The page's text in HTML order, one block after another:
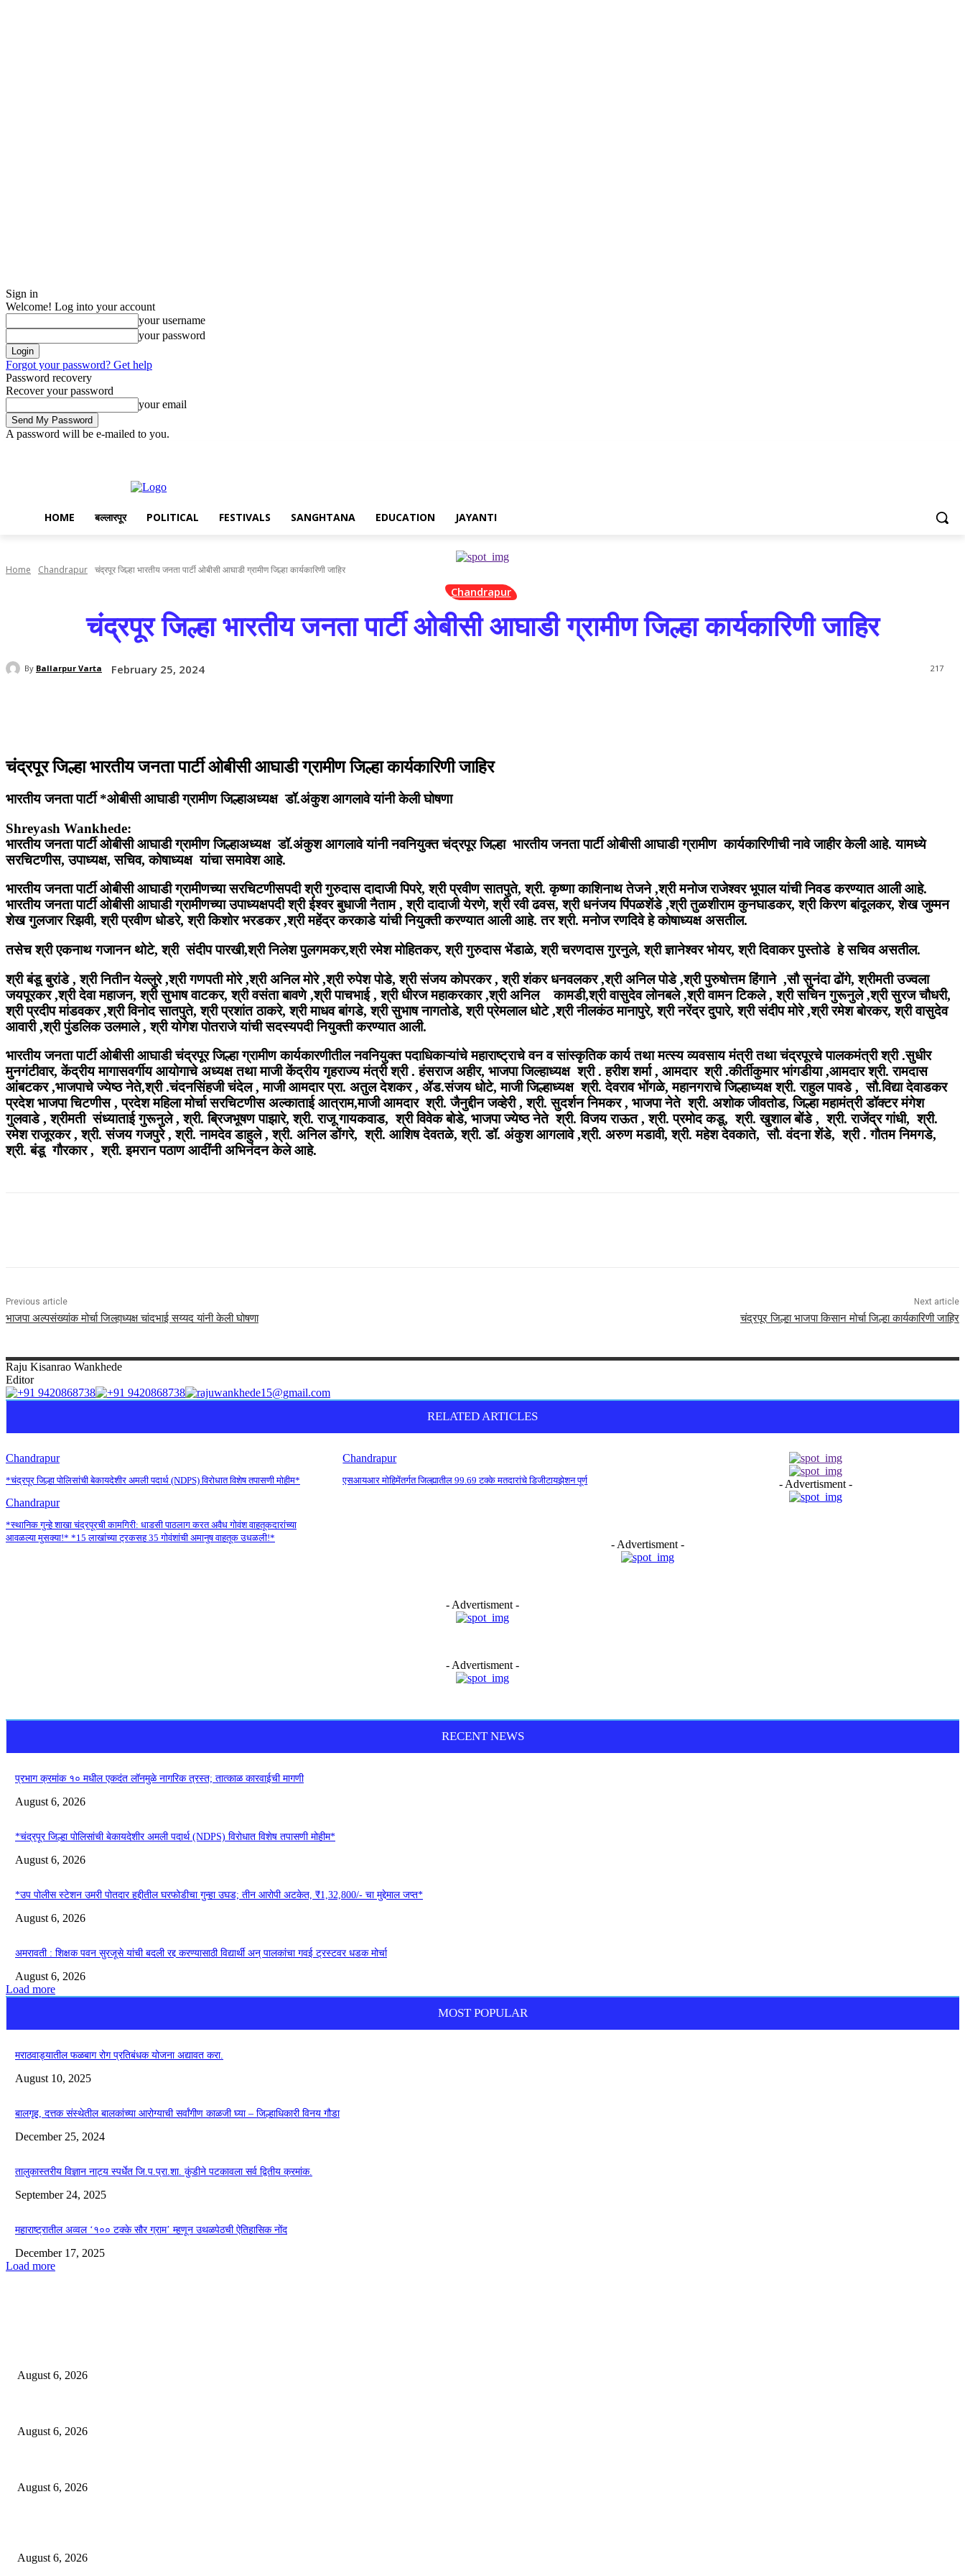
Sign in
Welcome! Log into your account
your username
your password
Forgot your password? Get help
Password recovery
Recover your password
your email
A password will be e-mailed to you.
HOME बल्लारपूर POLITICAL FESTIVALS SANGHTANA EDUCATION JAYANTI
Home Chandrapur चंद्रपूर जिल्हा भारतीय जनता पार्टी ओबीसी आघाडी ग्रामीण जिल्हा कार्यकारिणी जाहिर
Chandrapur
चंद्रपूर जिल्हा भारतीय जनता पार्टी ओबीसी आघाडी ग्रामीण जिल्हा कार्यकारिणी जाहिर
By Ballarpur Varta February 25, 2024 217
चंद्रपूर जिल्हा भारतीय जनता पार्टी ओबीसी आघाडी ग्रामीण जिल्हा कार्यकारिणी जाहिर
भारतीय जनता पार्टी *ओबीसी आघाडी ग्रामीण जिल्हाअध्यक्ष डॉ.अंकुश आगलावे यांनी केली घोषणा
Shreyash Wankhede:
भारतीय जनता पार्टी ओबीसी आघाडी ग्रामीण जिल्हाअध्यक्ष डॉ.अंकुश आगलावे यांनी नवनियुक्त चंद्रपूर जिल्हा भारतीय जनता पार्टी ओबीसी आघाडी ग्रामीण कार्यकारिणीची नावे जाहीर केली आहे. यामध्ये
सरचिटणीस, उपाध्यक्ष, सचिव, कोषाध्यक्ष यांचा समावेश आहे.
भारतीय जनता पार्टी ओबीसी आघाडी ग्रामीणच्या सरचिटणीसपदी श्री गुरुदास दादाजी पिपरे, श्री प्रवीण सातपुते, श्री. कृष्णा काशिनाथ तेजने ,श्री मनोज राजेश्वर भूपाल यांची निवड करण्यात आली आहे.
भारतीय जनता पार्टी ओबीसी आघाडी ग्रामीणच्या उपाध्यक्षपदी श्री ईश्वर बुधाजी नैताम , श्री दादाजी येरणे, श्री रवी ढवस, श्री धनंजय पिंपळशेंडे ,श्री तुळशीराम कुनघाडकर, श्री किरण बांदूलकर, शेख जुम्मन
शेख गुलजार रिझवी, श्री प्रवीण धोडरे, श्री किशोर भरडकर ,श्री महेंद्र करकाडे यांची नियुक्ती करण्यात आली आहे. तर श्री. मनोज रणदिवे हे कोषाध्यक्ष असतील.
तसेच श्री एकनाथ गजानन थोटे, श्री संदीप पारखी,श्री निलेश पुलगमकर,श्री रमेश मोहितकर, श्री गुरुदास भेंडाळे, श्री चरणदास गुरनुले, श्री ज्ञानेश्वर भोयर, श्री दिवाकर पुस्तोडे हे सचिव असतील.
श्री बंडू बुरांडे , श्री नितीन येल्लुरे ,श्री गणपती मोरे ,श्री अनिल मोरे ,श्री रुपेश पोडे, श्री संजय कोपरकर , श्री शंकर धनवलकर ,श्री अनिल पोडे ,श्री पुरुषोत्तम हिंगाने ,सौ सुनंदा ढोंगे, श्रीमती उज्वला
जयपूरकर ,श्री देवा महाजन, श्री सुभाष वाटकर, श्री वसंता बावणे ,श्री पाचभाई , श्री धीरज महाकरकार ,श्री अनिल कामडी,श्री वासुदेव लोनबले ,श्री वामन टिकले , श्री सचिन गुरूनुले ,श्री सुरज चौधरी,
श्री प्रदीप मांडवकर ,श्री विनोद सातपुते, श्री प्रशांत ठाकरे, श्री माधव बांगडे, श्री सुभाष नागतोडे, श्री प्रेमलाल धोटे ,श्री नीलकंठ मानापुरे, श्री नरेंद्र दुपारे, श्री संदीप मोरे ,श्री रमेश बोरकर, श्री वासुदेव
आवारी ,श्री पुंडलिक उलमाले , श्री योगेश पोतराजे यांची सदस्यपदी नियुक्ती करण्यात आली.
भारतीय जनता पार्टी ओबीसी आघाडी चंद्रपूर जिल्हा ग्रामीण कार्यकारणीतील नवनियुक्‍त पदाधिकाऱ्यांचे महाराष्ट्राचे वन व सांस्कृतिक कार्य तथा मत्स्य व्यवसाय मंत्री तथा चंद्रपूरचे पालकमंत्री श्री .सुधीर
मुनगंटीवार, केंद्रीय मागासवर्गीय आयोगाचे अध्यक्ष तथा माजी केंद्रीय गृहराज्य मंत्री श्री . हंसराज अहीर, भाजपा जिल्‍हाध्‍यक्ष श्री . हरीश शर्मा , आमदार श्री .कीर्तीकुमार भांगडीया ,आमदार श्री. रामदास
आंबटकर ,भाजपाचे ज्‍येष्‍ठ नेते,श्री .चंदनसिंहजी चंदेल , माजी आमदार प्रा. अतुल देशकर , ॲड.संजय धोटे, माजी जिल्हाध्यक्ष श्री. देवराव भोंगळे, महानगराचे जिल्हाध्यक्ष श्री. राहुल पावडे , सौ.विद्या देवाडकर
प्रदेश भाजपा चिटणीस , प्रदेश महिला मोर्चा सरचिटणीस अल्काताई आत्राम,माजी आमदार श्री. जैनुद्दीन जव्‍हेरी , श्री. सुदर्शन निमकर , भाजपा नेते श्री. अशोक जीवतोड, जिल्हा महामंत्री डॉक्टर मंगेश
गुलवाडे , श्रीमती संध्याताई गुरूनुले , श्री. ब्रिजभूषण पाझारे, श्री. राजू गायकवाड, श्री विवेक बोडे, भाजपा ज्येष्ठ नेते श्री. विजय राऊत , श्री. प्रमोद कडू, श्री. खुशाल बोंडे , श्री. राजेंद्र गांधी, श्री.
रमेश राजूरकर , श्री. संजय गजपुरे , श्री. नामदेव डाहुले , श्री. अनिल डोंगरे, श्री. आशिष देवतळे, श्री. डॉ. अंकुश आगलावे ,श्री. अरुण मडावी, श्री. महेश देवकाते, सौ. वंदना शेंडे, श्री . गौतम निमगडे,
श्री. बंडू गौरकार , श्री. इमरान पठाण आदींनी अभिनंदन केले आहे.
Previous article
भाजपा अल्‍पसंख्‍यांक मोर्चा जिल्‍हाध्‍यक्ष चांदभाई सय्यद यांनी केली घोषणा
Next article
चंद्रपूर जिल्हा भाजपा किसान मोर्चा जिल्हा कार्यकारिणी जाहिर
Raju Kisanrao Wankhede
Editor
RELATED ARTICLES
Chandrapur
*चंद्रपूर जिल्हा पोलिसांची बेकायदेशीर अमली पदार्थ (NDPS) विरोधात विशेष तपासणी मोहीम*
Chandrapur
एसआयआर मोहिमेंतर्गत जिल्ह्यातील 99.69 टक्के मतदारांचे डिजीटायझेशन पूर्ण
Chandrapur
*स्थानिक गुन्हे शाखा चंद्रपूरची कामगिरी: धाडसी पाठलाग करत अवैध गोवंश वाहतूकदारांच्या
आवळल्या मुसक्या!* *15 लाखांच्या ट्रकसह 35 गोवंशांची अमानुष वाहतूक उधळली!*
- Advertisment -
- Advertisment -
- Advertisment -
- Advertisment -
RECENT NEWS
प्रभाग क्रमांक १० मधील एकदंत लॉनमुळे नागरिक त्रस्त; तात्काळ कारवाईची मागणी
August 6, 2026
*चंद्रपूर जिल्हा पोलिसांची बेकायदेशीर अमली पदार्थ (NDPS) विरोधात विशेष तपासणी मोहीम*
August 6, 2026
*उप पोलीस स्टेशन उमरी पोतदार हद्दीतील घरफोडीचा गुन्हा उघड; तीन आरोपी अटकेत, ₹1,32,800/- चा मुद्देमाल जप्त*
August 6, 2026
अमरावती : शिक्षक पवन सुरजूसे यांची बदली रद्द करण्यासाठी विद्यार्थी अन् पालकांचा गवई ट्रस्टवर धडक मोर्चा
August 6, 2026
Load more
MOST POPULAR
मराठवाड्यातील फळबाग रोग प्रतिबंधक योजना अद्यावत करा.
August 10, 2025
बालगृह, दत्तक संस्थेतील बालकांच्या आरोग्याची सर्वांगीण काळजी घ्या – जिल्हाधिकारी विनय गौडा
December 25, 2024
तालुकास्तरीय विज्ञान नाट्य स्पर्धेत जि.प.प्रा.शा. कुंडीने पटकावला सर्व द्वितीय क्रमांक.
September 24, 2025
महाराष्ट्रातील अव्वल ‘१०० टक्के सौर ग्राम’ म्हणून उथळपेठची ऐतिहासिक नोंद
December 17, 2025
Load more
August 6, 2026
August 6, 2026
August 6, 2026
August 6, 2026